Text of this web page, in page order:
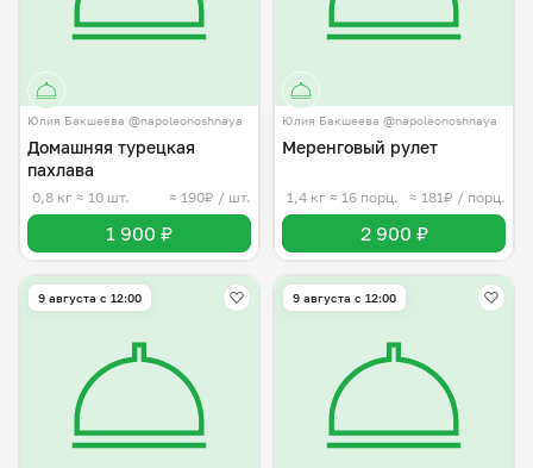
Юлия Бакшеева @napoleonoshnaya
Домашняя турецкая
пахлава
0,8 кг ≈ 10 шт. ≈ 190₽ / шт.
1 900 ₽
Юлия Бакшеева @napoleonoshnaya
Меренговый рулет
1,4 кг ≈ 16 порц. ≈ 181₽ / порц.
2 900 ₽
9 августа с 12:00 9 августа с 12:00